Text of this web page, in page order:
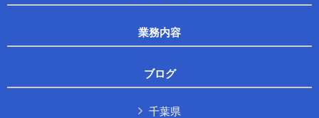
業務内容
ブログ
千葉県